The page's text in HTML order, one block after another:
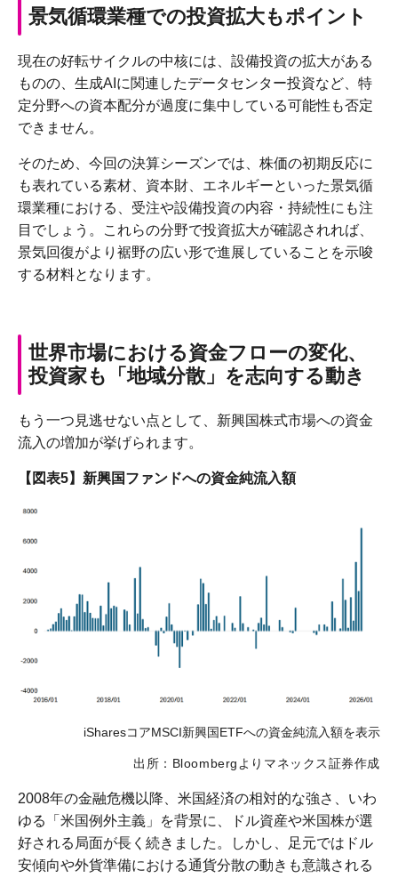
景気循環業種での投資拡大もポイント
現在の好転サイクルの中核には、設備投資の拡大がある
ものの、生成AIに関連したデータセンター投資など、特
定分野への資本配分が過度に集中している可能性も否定
できません。
そのため、今回の決算シーズンでは、株価の初期反応に
も表れている素材、資本財、エネルギーといった景気循
環業種における、受注や設備投資の内容・持続性にも注
目でしょう。これらの分野で投資拡大が確認されれば、
景気回復がより裾野の広い形で進展していることを示唆
する材料となります。
世界市場における資金フローの変化、
投資家も「地域分散」を志向する動き
もう一つ見逃せない点として、新興国株式市場への資金
流入の増加が挙げられます。
【図表5】新興国ファンドへの資金純流入額
iSharesコアMSCI新興国ETFへの資金純流入額を表示
出所：Bloombergよりマネックス証券作成
2008年の金融危機以降、米国経済の相対的な強さ、いわ
ゆる「米国例外主義」を背景に、ドル資産や米国株が選
好される局面が長く続きました。しかし、足元ではドル
安傾向や外貨準備における通貨分散の動きも意識される